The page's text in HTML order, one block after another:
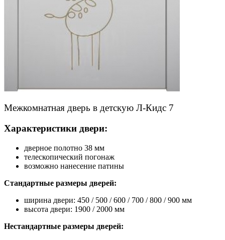
Межкомнатная дверь в детскую Л-Кидс 7
Характеристики двери:
дверное полотно 38 мм
телескопический погонаж
возможно нанесение патины
Стандартные размеры дверей:
ширина двери: 450 / 500 / 600 / 700 / 800 / 900 мм
высота двери: 1900 / 2000 мм
Нестандартные размеры дверей: